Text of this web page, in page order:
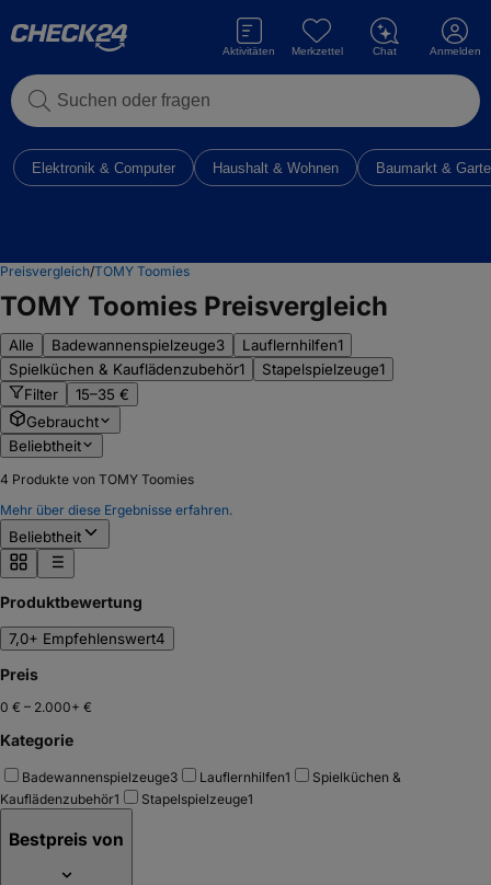
Suchen oder fragen
Aktivitäten Merkzettel Chat Anmelden
Elektronik & Computer Haushalt & Wohnen Baumarkt &
Preisvergleich/TOMY Toomies
TOMY Toomies Preisvergleich
Alle Badewannenspielzeuge3 Lauflernhilfen1
Spielküchen & Kauflädenzubehör1 Stapelspielzeuge1
Filter
15–35 €
Gebraucht
Beliebtheit
4 Produkte von TOMY Toomies
Mehr über diese Ergebnisse erfahren.
Beliebtheit
Produktbewertung
7,0+ Empfehlenswert4
Preis
0 € – 2.000+ €
Kategorie
Badewannenspielzeuge3 Lauflernhilfen1
Spielküchen &
Kauflädenzubehör1 Stapelspielzeuge1
Bestpreis von